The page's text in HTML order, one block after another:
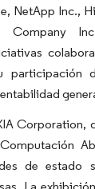
NetApp Inc.,
Company
participación
Corporation,
de estado